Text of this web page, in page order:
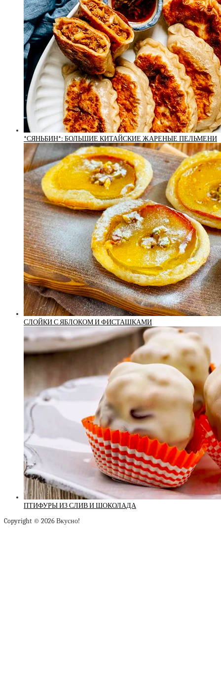
*СЯНЬБИН*: БОЛЬШИЕ КИТАЙСКИЕ ЖАРЕНЫЕ ПЕЛЬМЕНИ
СЛОЙКИ С ЯБЛОКОМ И ФИСТАШКАМИ
ПТИФУРЫ ИЗ СЛИВ И ШОКОЛАДА
Copyright © 2026 Вкусно!